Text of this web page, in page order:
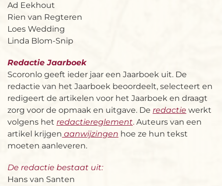
Ad Eekhout
Rien van Regteren
Loes Wedding
Linda Blom-Snip
Redactie Jaarboek
Scoronlo geeft ieder jaar een Jaarboek uit. De
redactie van het Jaarboek beoordeelt, selecteert en
redigeert de artikelen voor het Jaarboek en draagt
zorg voor de opmaak en uitgave. De redactie werkt
volgens het redactiereglement. Auteurs van een
artikel krijgen aanwijzingen hoe ze hun tekst
moeten aanleveren.
De redactie bestaat uit:
Hans van Santen